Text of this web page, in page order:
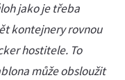
jako je třeba
kontejnery rovnou
hostitele. To
může obsloužit